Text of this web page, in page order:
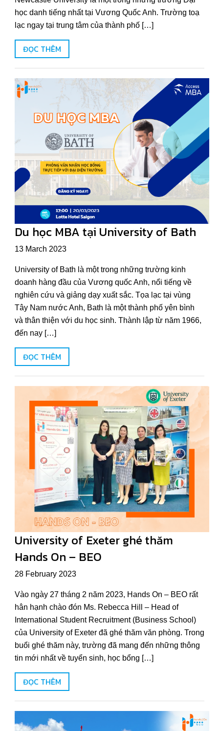
học danh tiếng nhất tại Vương Quốc Anh. Trường toạ
lạc ngay tại trung tâm của thành phố […]
ĐỌC THÊM
Du học MBA tại University of Bath
13 March 2023
University of Bath là một trong những trường kinh
doanh hàng đầu của Vương quốc Anh, nổi tiếng về
nghiên cứu và giảng dạy xuất sắc. Tọa lạc tại vùng
Tây Nam nước Anh, Bath là một thành phố yên bình
và thân thiện với du học sinh. Thành lập từ năm 1966,
đến nay […]
ĐỌC THÊM
University of Exeter ghé thăm
Hands On – BEO
28 February 2023
Vào ngày 27 tháng 2 năm 2023, Hands On – BEO rất
hân hạnh chào đón Ms. Rebecca Hill – Head of
International Student Recruitment (Business School)
của University of Exeter đã ghé thăm văn phòng. Trong
buổi ghé thăm này, trường đã mang đến những thông
tin mới nhất về tuyển sinh, học bổng […]
ĐỌC THÊM